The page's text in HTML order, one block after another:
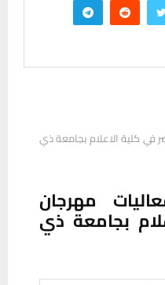
في كلية الاعلام بجامعة ذي
مهرجان
بجامعة ذي